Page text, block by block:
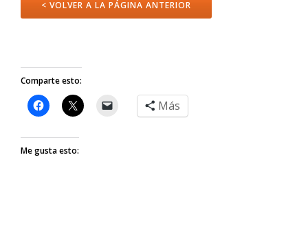
< VOLVER A LA PÁGINA ANTERIOR
Comparte esto:
Más
Me gusta esto: